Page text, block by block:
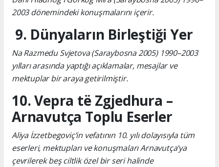
2003 dönemindeki konuşmalarını içerir.
9. Dünyaların Birleştiği Yer
Na Razmedu Svjetova (Saraybosna 2005) 1990–2003
yılları arasında yaptığı açıklamalar, mesajlar ve
mektuplar bir araya getirilmiştir.
10. Vepra të Zgjedhura –
Arnavutça Toplu Eserler
Aliya İzzetbegoviç’in vefatının 10. yılı dolayısıyla tüm
eserleri, mektupları ve konuşmaları Arnavutça’ya
çevrilerek beş ciltlik özel bir seri halinde